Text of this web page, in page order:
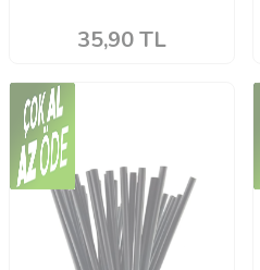
35,90TL